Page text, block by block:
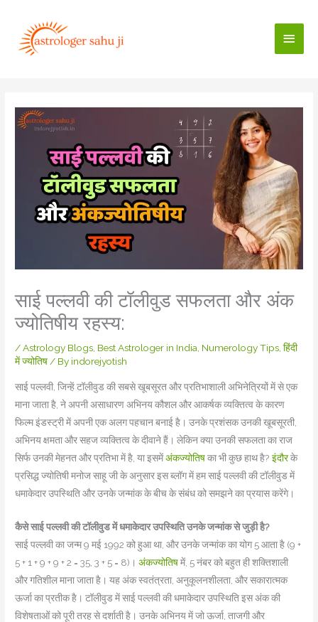
content
Main
साई पल्लवी की टॉलीवुड सफलता और अंक
ज्योतिषीय रहस्य:
/Astrology Blogs, Best Astrologer in India, Numerology Tips,हिंदी
में ज्योतिष/ By indorejyotish
साई पल्लवी, जिन्हें टॉलीवुड की सबसे खूबसूरत और प्रतिभाशाली अभिनेत्रियों में से एक
माना जाता है, ने अपनी असाधारण अभिनय कौशल और आकर्षक व्यक्तित्व के कारण
फिल्म इंडस्ट्री में अपनी एक अलग पहचान बनाई है। उनके प्रशंसक उनकी खूबसूरती,
अभिनय क्षमता और सहज व्यक्तित्व के दीवाने हैं। लेकिन क्या उनकी सफलता का राज
सिर्फ उनकी मेहनत और प्रतिभा में है, या इसमेंअंकज्योतिषका भी कुछ हाथ है? इंदौरके
प्रसिद्ध ज्योतिषी मनोज साहू जी के अनुसार इस ब्लॉग में हम साई पल्लवी की टॉलीवुड में
धमाकेदार उपस्थिति और उनके जन्मांक के बीच के संबंध को समझने का प्रयास करेंगे।
कैसे साई पल्लवी की टॉलीवुड में धमाकेदार उपस्थिति उनके जन्मांक से जुड़ी है?
साई पल्लवी का जन्म 9 मई 1992 को हुआ था, और उनके जन्मांक का योग 5 आता है (9 +
5 + 1 + 9 + 9 + 2 = 35, 3 + 5 = 8)।अंकज्योतिषमें, 5 नंबर को बहुत ही शक्तिशाली
और गतिशील माना जाता है। यह अंक स्वतंत्रता, अनुकूलनशीलता, और सकारात्मक
ऊर्जा का प्रतीक है। टॉलीवुड में साई पल्लवी की धमाकेदार उपस्थिति इस अंक की
विशेषताओं को पूरी तरह से दर्शाती है। उनके अभिनय में जो ऊर्जा, ताजगी और